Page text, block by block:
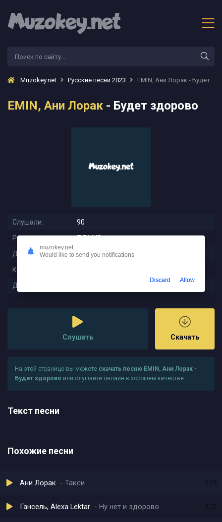
Muzokey.net Русские песни 2023 EMIN, Ани Лорак - Будет здорово
EMIN, Ани Лорак - Будет здорово
Слушали:
90
Размер:
7.76 MB
Длительность:
3:22
Качество:
Дата релиза:
Слушать Скачать
На этой странице вы можете скачать песню EMIN, Ани Лорак -
Будет здорово или слушайте онлайн в хорошем качестве
Текст песни
Похожие песни
Ани Лорак Такси 0:09
Гансель, Alexa Lektar Ну нет и здорово
muzokey.net
Would like to send you notifications
Discard Allow